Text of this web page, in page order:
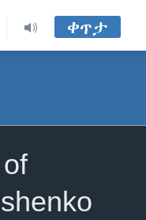
ቀጥታ